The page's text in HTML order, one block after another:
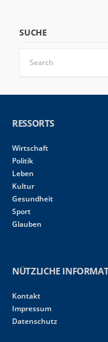
SUCHE
RESSORTS
Wirtschaft
Politik
Leben
Kultur
Gesundheit
Sport
Glauben
NÜTZLICHE
Kontakt
Impressum
Datenschutz